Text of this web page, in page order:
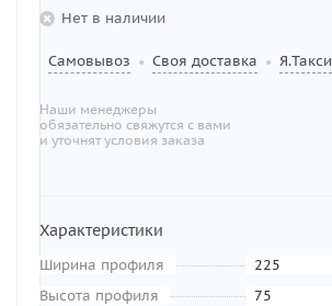
Нет в наличии
Самовывоз • Своя доставка • Я.Такси
Наши менеджеры
обязательно свяжутся с вами
и уточнят условия заказа
Характеристики
Ширина профиля
225
Высота профиля
75